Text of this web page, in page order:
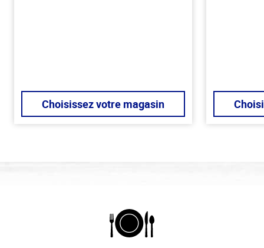
Choisissez votre magasin